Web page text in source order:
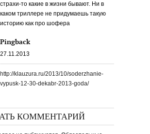
страхи-то какие в жизни бывают. Ни в
каком триллере не придумаешь такую
историю как про шофера
Pingback
27.11.2013
http://klauzura.ru/2013/10/soderzhanie-
vypusk-12-30-dekabr-2013-goda/
КОММЕНТАРИЙ